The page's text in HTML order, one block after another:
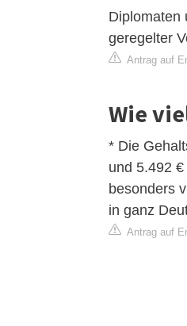
Diplomaten
geregelter
Antrag auf
Wie
* Die
und 5.492
besonders
in ganz
Antrag auf